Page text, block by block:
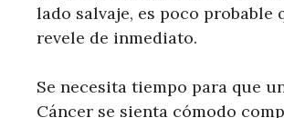
lado salvaje, es poco probable
revele de inmediato.
Se necesita tiempo para que
Cáncer se sienta cómodo